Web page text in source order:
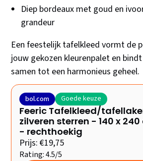
Diep bordeaux met goud en
grandeur
Een feestelijk tafelkleed vormt de
jouw gekozen kleurenpalet en
samen tot een harmonieus geheel.
bol.com Goede keuze
Feeric Tafelkleed/
zilveren sterren - 140 x
- rechthoekig
Prijs: €19,75
Rating: 4.5/5